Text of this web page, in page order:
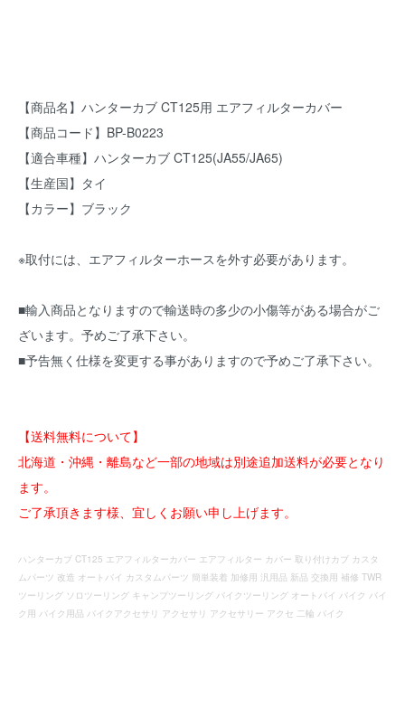
【商品名】ハンターカブ CT125用 エアフィルターカバー
【商品コード】BP-B0223
【適合車種】ハンターカブ CT125(JA55/JA65)
【生産国】タイ
【カラー】ブラック
※取付には、エアフィルターホースを外す必要があります。
■輸入商品となりますので輸送時の多少の小傷等がある場合がご
ざいます。予めご了承下さい。
■予告無く仕様を変更する事がありますので予めご了承下さい。
【送料無料について】
北海道・沖縄・離島など一部の地域は別途追加送料が必要となり
ます。
ご了承頂きます様、宜しくお願い申し上げます。
ハンターカブ CT125 エアフィルターカバー エアフィルター カバー 取り付けカブ カスタ
ムパーツ 改造 オートバイ カスタムパーツ 簡単装着 加修用 汎用品 新品 交換用 補修 TWR
ツーリング ソロツーリング キャンプツーリング バイクツーリング オートバイ バイク バイ
ク用 バイク用品 バイクアクセサリ アクセサリ アクセサリー アクセ 二輪 バイク